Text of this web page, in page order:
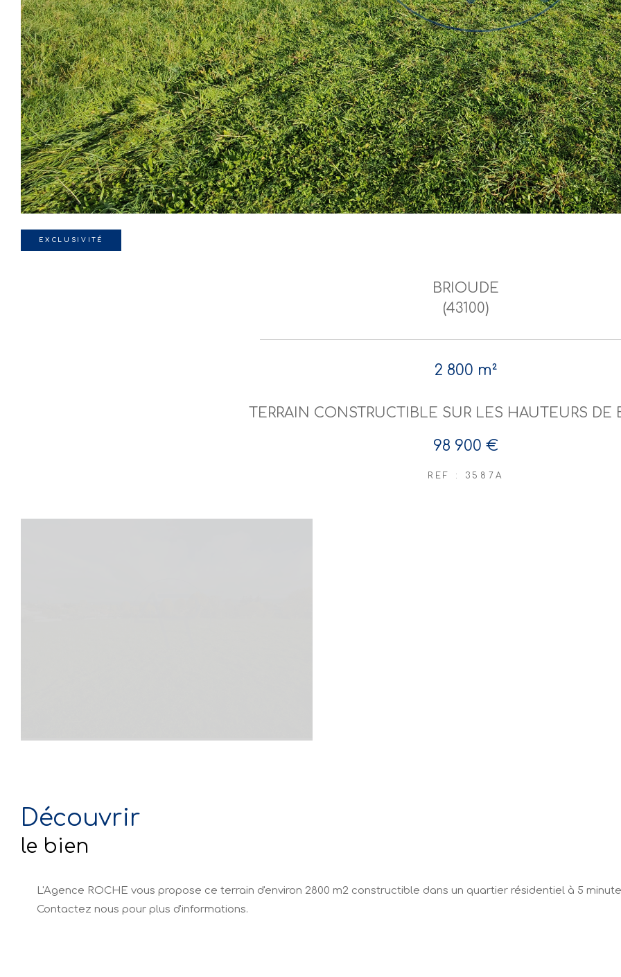
EXCLUSIVITÉ
BRIOUDE
(43100)
2 800 m²
TERRAIN CONSTRUCTIBLE SUR LES HAUTEURS DE
98 900 €
REF : 3587A
découvrir
le bien
L'Agence ROCHE vous propose ce terrain d'environ 2800 m2 constructible dans un quartier résidentiel à 5
Contactez nous pour plus d'informations.